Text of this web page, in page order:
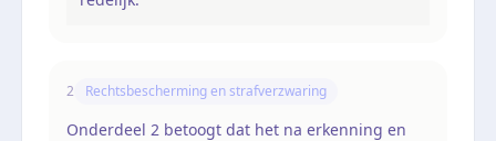
2 Rechtsbescherming en strafverzwaring
Onderdeel 2 betoogt dat het na erkenning en